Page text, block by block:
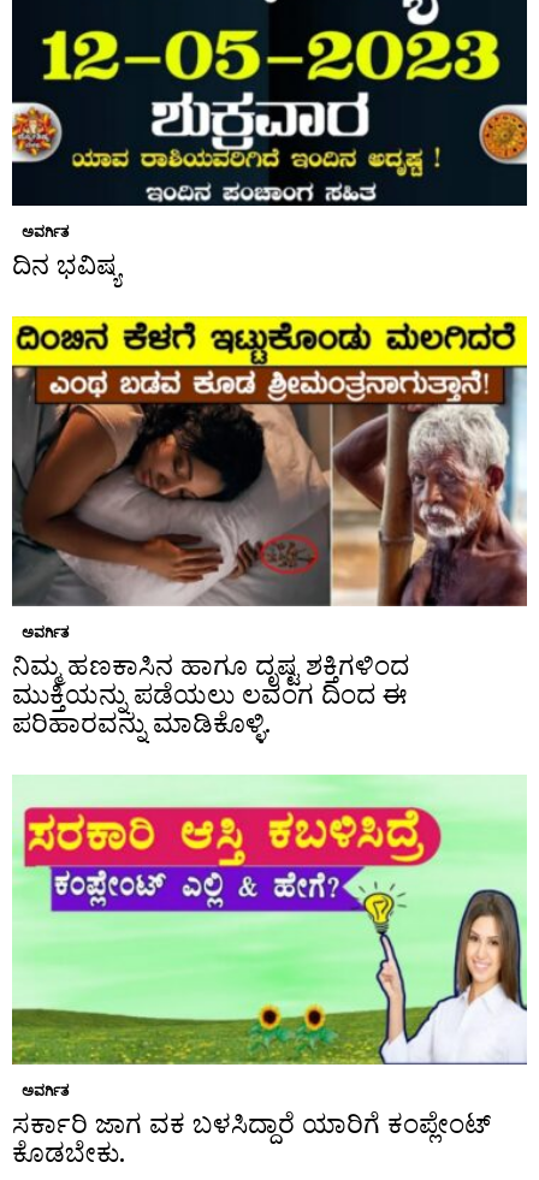
ಅವರ್ಗಿತ
ದಿನ ಭವಿಷ್ಯ
ಅವರ್ಗಿತ
ನಿಮ್ಮ ಹಣಕಾಸಿನ ಹಾಗೂ ದೃಷ್ಟ ಶಕ್ತಿಗಳಿಂದ
ಮುಕ್ತಿಯನ್ನು ಪಡೆಯಲು ಲವಂಗ ದಿಂದ ಈ
ಪರಿಹಾರವನ್ನು ಮಾಡಿಕೊಳ್ಳಿ.
ಅವರ್ಗಿತ
ಸರ್ಕಾರಿ ಜಾಗ ವಕ ಬಳಸಿದ್ದಾರೆ ಯಾರಿಗೆ ಕಂಪ್ಲೇಂಟ್
ಕೊಡಬೇಕು.